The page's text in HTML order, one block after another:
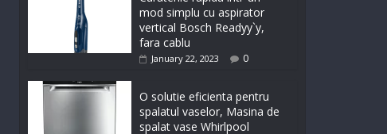
mod simplu cu aspirator
vertical Bosch Readyy`y,
fara cablu
January 22, 2023 0
O solutie eficienta pentru
spalatul vaselor, Masina de
spalat vase Whirlpool